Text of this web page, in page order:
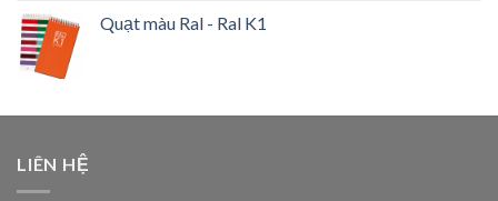
Quạt màu Ral - Ral K1
LIÊN HỆ